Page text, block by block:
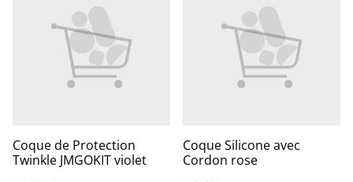
Coque de Protection
Twinkle JMGOKIT violet
Coque Silicone avec
Cordon rose